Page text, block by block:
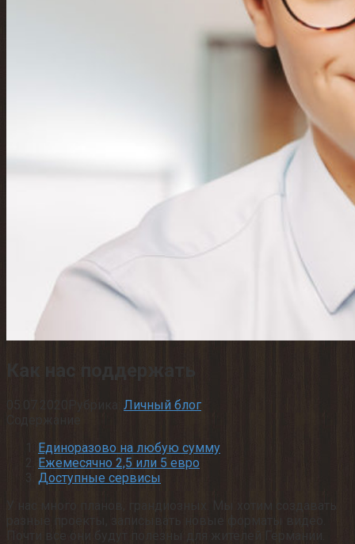
Как нас поддержать
Личный блог
Единоразово на любую сумму
Ежемесячно 2,5 или 5 евро
Доступные сервисы
У нас много планов, грандиозных. Мы хотим создавать
разные проекты, записывать новые форматы видео.
Почти все они будут полезны для жителей Германии.